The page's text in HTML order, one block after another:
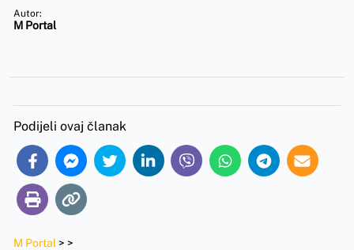
Autor:
M Portal
Podijeli ovaj članak
M Portal > >